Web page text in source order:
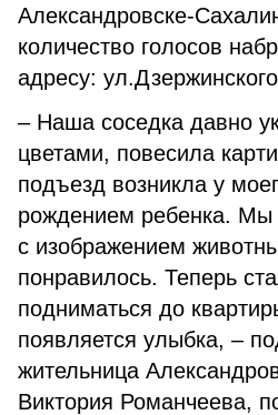
Александровске-
количество голосов
адресу:
– Наша соседка давно
цветами, повесила
подъезд возникла у
рождением ребенка. Мы
с изображением
понравилось. Теперь
подниматься до
появляется улыбка, –
жительница
Виктория Романчеева,